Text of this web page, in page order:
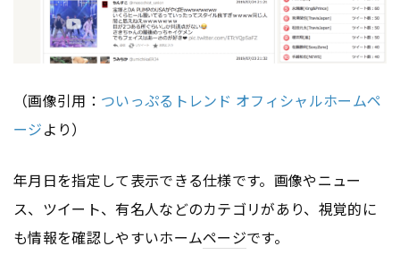
（画像引用： ついっぷるトレンド オフィシャルホームペ
ージより）
年月日を指定して表示できる仕様です。画像やニュー
ス、ツイート、有名人などのカテゴリがあり、視覚的に
も情報を確認しやすいホームページです。